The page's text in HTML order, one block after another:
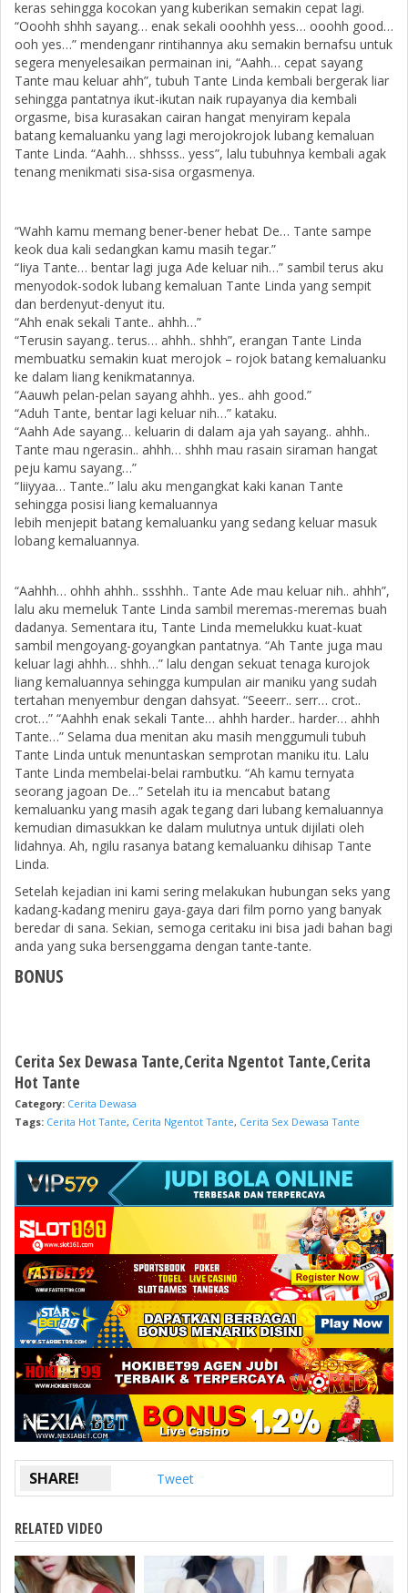
keras sehingga kocokan yang kuberikan semakin cepat lagi.
“Ooohh shhh sayang… enak sekali ooohhh yess… ooohh good…
ooh yes…” mendenganr rintihannya aku semakin bernafsu untuk
segera menyelesaikan permainan ini, “Aahh… cepat sayang
Tante mau keluar ahh”, tubuh Tante Linda kembali bergerak liar
sehingga pantatnya ikut-ikutan naik rupayanya dia kembali
orgasme, bisa kurasakan cairan hangat menyiram kepala
batang kemaluanku yang lagi merojokrojok lubang kemaluan
Tante Linda. “Aahh… shhsss.. yess”, lalu tubuhnya kembali agak
tenang menikmati sisa-sisa orgasmenya.
“Wahh kamu memang bener-bener hebat De… Tante sampe
keok dua kali sedangkan kamu masih tegar.”
“Iiya Tante… bentar lagi juga Ade keluar nih…” sambil terus aku
menyodok-sodok lubang kemaluan Tante Linda yang sempit
dan berdenyut-denyut itu.
“Ahh enak sekali Tante.. ahhh…”
“Terusin sayang.. terus… ahhh.. shhh”, erangan Tante Linda
membuatku semakin kuat merojok – rojok batang kemaluanku
ke dalam liang kenikmatannya.
“Aauwh pelan-pelan sayang ahhh.. yes.. ahh good.”
“Aduh Tante, bentar lagi keluar nih…” kataku.
“Aahh Ade sayang… keluarin di dalam aja yah sayang.. ahhh..
Tante mau ngerasin.. ahhh… shhh mau rasain siraman hangat
peju kamu sayang…”
“Iiiyyaa… Tante..” lalu aku mengangkat kaki kanan Tante
sehingga posisi liang kemaluannya
lebih menjepit batang kemaluanku yang sedang keluar masuk
lobang kemaluannya.
“Aahhh… ohhh ahhh.. ssshhh.. Tante Ade mau keluar nih.. ahhh”,
lalu aku memeluk Tante Linda sambil meremas-meremas buah
dadanya. Sementara itu, Tante Linda memelukku kuat-kuat
sambil mengoyang-goyangkan pantatnya. “Ah Tante juga mau
keluar lagi ahhh… shhh…” lalu dengan sekuat tenaga kurojok
liang kemaluannya sehingga kumpulan air maniku yang sudah
tertahan menyembur dengan dahsyat. “Seeerr.. serr… crot..
crot…” “Aahhh enak sekali Tante… ahhh harder.. harder… ahhh
Tante…” Selama dua menitan aku masih menggumuli tubuh
Tante Linda untuk menuntaskan semprotan maniku itu. Lalu
Tante Linda membelai-belai rambutku. “Ah kamu ternyata
seorang jagoan De…” Setelah itu ia mencabut batang
kemaluanku yang masih agak tegang dari lubang kemaluannya
kemudian dimasukkan ke dalam mulutnya untuk dijilati oleh
lidahnya. Ah, ngilu rasanya batang kemaluanku dihisap Tante
Linda.
Setelah kejadian ini kami sering melakukan hubungan seks yang
kadang-kadang meniru gaya-gaya dari film porno yang banyak
beredar di sana. Sekian, semoga ceritaku ini bisa jadi bahan bagi
anda yang suka bersenggama dengan tante-tante.
BONUS
Cerita Sex Dewasa Tante,Cerita Ngentot Tante,Cerita
Hot Tante
Category: Cerita Dewasa
Tags: Cerita Hot Tante, Cerita Ngentot Tante, Cerita Sex Dewasa Tante
SHARE! Tweet
RELATED VIDEO